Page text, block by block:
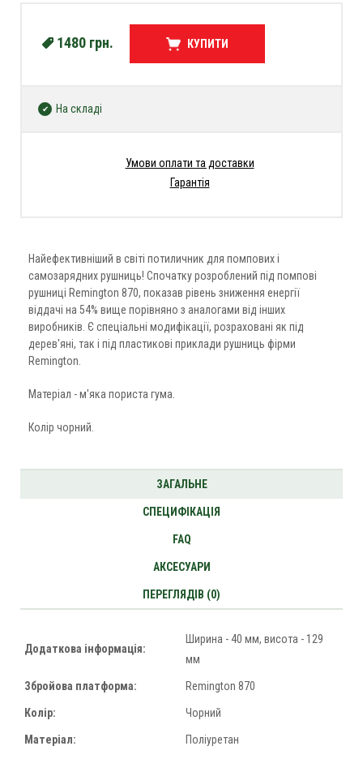
Найефективніший в світі потиличник для помпових і
самозарядних рушниць! Спочатку розроблений під помпові
рушниці Remington 870, показав рівень зниження енергії
віддачі на 54% вище порівняно з аналогами від інших
виробників. Є спеціальні модифікації, розраховані як під
дерев'яні, так і під пластикові приклади рушниць фірми
Remington.
Матеріал - м'яка пориста гума.
Колір чорний.
1480 грн. КУПИТИ
На складі
Умови оплати та доставки
Гарантія
ЗАГАЛЬНЕ
СПЕЦИФІКАЦІЯ
FAQ
АКСЕСУАРИ
ПЕРЕГЛЯДІВ (0)
Додаткова інформація:
Ширина - 40 мм, висота - 129
мм
Збройова платформа: Remington 870
Колір: Чорний
Матеріал: Поліуретан